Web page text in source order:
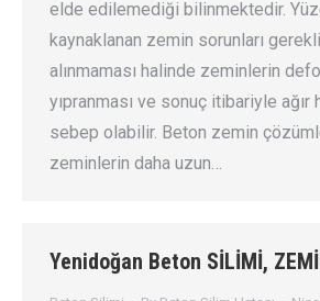
elde edilemediği bilinmektedir.
kaynaklanan zemin sorunları
alınmaması halinde zeminlerin
yıpranması ve sonuç itibariyle ağır
sebep olabilir. Beton zemin
zeminlerin daha uzun…
Yenidoğan Beton SİLİMİ,